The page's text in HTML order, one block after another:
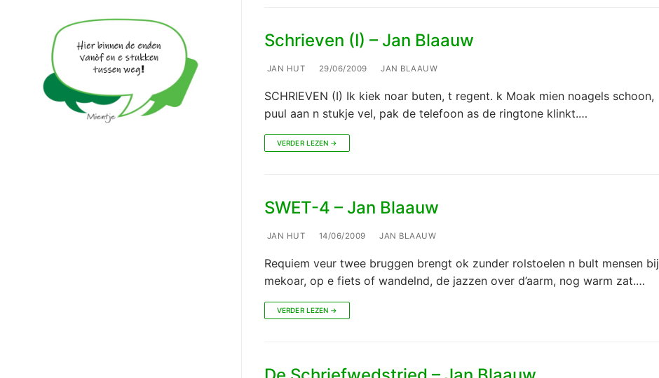
Schrieven (I) – Jan Blaauw
JAN HUT 29/06/2009 JAN BLAAUW
SCHRIEVEN (I) Ik kiek noar buten, t regent. k Moak mien noagels schoon,
puul aan n stukje vel, pak de telefoon as de ringtone klinkt.…
VERDER LEZEN →
SWET-4 – Jan Blaauw
JAN HUT 14/06/2009 JAN BLAAUW
Requiem veur twee bruggen brengt ok zunder rolstoelen n bult mensen bij
mekoar, op e fiets of wandelnd, de jazzen over d’aarm, nog warm zat.…
VERDER LEZEN →